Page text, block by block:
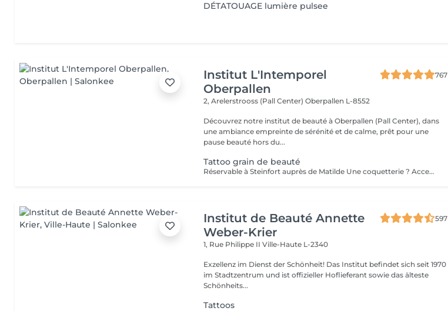
DÉTATOUAGE lumière pulsee
Institut L'Intemporel
Oberpallen
767
2, Arelerstrooss (Pall Center)Oberpallen L-8552
Découvrez notre institut de beauté à Oberpallen (Pall Center), dans
une ambiance empreinte de sérénité et de calme, prêt pour une
pause beauté hors du...
Tattoo grain de beauté
Réservable à Steinfort auprès de Matilde Une coquetterie ? Accentuer un grain de beauté déjà existant ? Une jolie mouche à la Maryline Monroe ? Au choix... Sans douleur, pas de retouche nécessaire ( mais comprise si besoin ), longue durée dans le temps ( jusqu'à 18 mois )
Institut de Beauté Annette
Weber-Krier
597
1, Rue Philippe IIVille-Haute L-2340
Exzellenz im Dienst der Schönheit! Das Institut befindet sich seit 1970
im Stadtzentrum und ist offizieller Hoflieferant sowie das älteste
Schönheits...
Tattoos